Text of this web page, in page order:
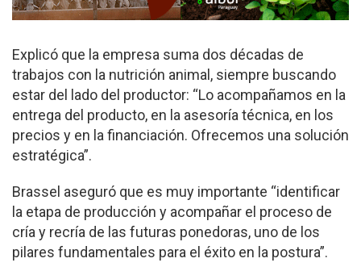
Explicó que la empresa suma dos décadas de
trabajos con la nutrición animal, siempre buscando
estar del lado del productor: “Lo acompañamos en la
entrega del producto, en la asesoría técnica, en los
precios y en la financiación. Ofrecemos una solución
estratégica”.
Brassel aseguró que es muy importante “identificar
la etapa de producción y acompañar el proceso de
cría y recría de las futuras ponedoras, uno de los
pilares fundamentales para el éxito en la postura”.